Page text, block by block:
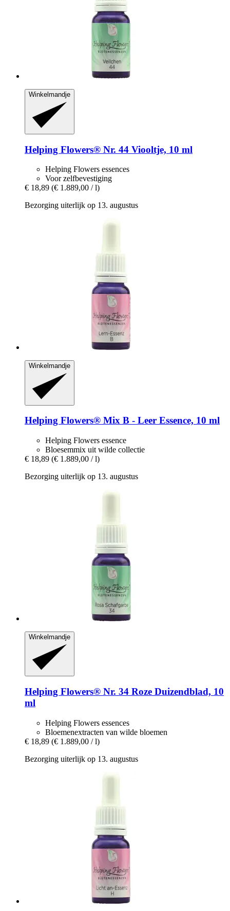
Winkelmandje
Helping Flowers® Nr. 44 Viooltje, 10 ml
Helping Flowers essences
Voor zelfbevestiging
€ 18,89 (€ 1.889,00 / l)
Bezorging uiterlijk op 13. augustus
Winkelmandje
Helping Flowers® Mix B -​ Leer Essence, 10 ml
Helping Flowers essence
Bloesemmix uit wilde collectie
€ 18,89 (€ 1.889,00 / l)
Bezorging uiterlijk op 13. augustus
Winkelmandje
Helping Flowers® Nr. 34 Roze Duizendblad, 10
ml
Helping Flowers essences
Bloemenextracten van wilde bloemen
€ 18,89 (€ 1.889,00 / l)
Bezorging uiterlijk op 13. augustus